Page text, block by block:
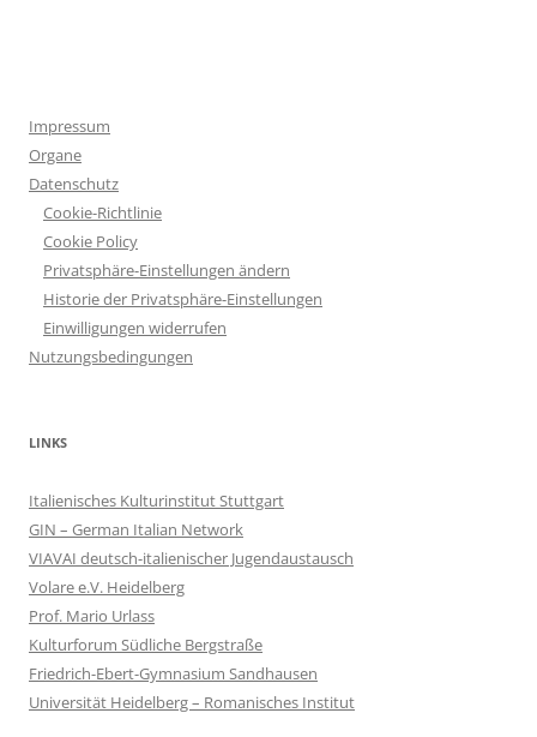
Impressum
Organe
Datenschutz
Cookie-Richtlinie
Cookie Policy
Privatsphäre-Einstellungen ändern
Historie der Privatsphäre-Einstellungen
Einwilligungen widerrufen
Nutzungsbedingungen
LINKS
Italienisches Kulturinstitut Stuttgart
GIN – German Italian Network
VIAVAI deutsch-italienischer Jugendaustausch
Volare e.V. Heidelberg
Prof. Mario Urlass
Kulturforum Südliche Bergstraße
Friedrich-Ebert-Gymnasium Sandhausen
Universität Heidelberg – Romanisches Institut